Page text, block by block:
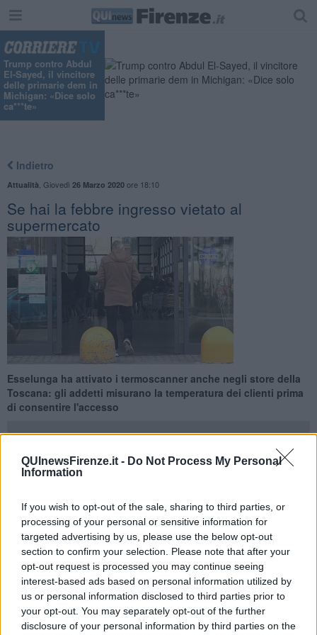
QUInewsFirenze.it - Do Not Process My Personal
Information
If you wish to opt-out of the sale, sharing to third parties, or
processing of your personal or sensitive information for
targeted advertising by us, please use the below opt-out
section to confirm your selection. Please note that after your
opt-out request is processed you may continue seeing
interest-based ads based on personal information utilized by
us or personal information disclosed to third parties prior to
your opt-out. You may separately opt-out of the further
disclosure of your personal information by third parties on the
Trump contro Abdul
El-Sayed, il vincitore
delle primarie dem in
Michigan: «Dice solo
ca***te»
Indietro
Attualità Giovedì 26 Marzo 2020ore 18:10
Se hai la febbre ingresso vietato al
supermercato
Esselunga ha attivato i termoscanner anche negli store della
Toscana: gli addetti misurano la temperatura dei clienti prima
di consentire l'accesso
misurare la temperatura corporea all'ingresso del supermercato. A
segnalare la presenza dei termometri sono stati alcuni clienti di
Esselunga che ha attivato gli scanner anche in Toscana.
QuiNews ha contattato Esselunga che ha confermato "Siamo partiti
lunedì negli store di Lombardia e Piemonte e di conseguenza
abbiamo esteso la misura preventiva anche nelle altre regioni. Si
tratta di un provvedimento pensato diversi giorni fa per il quale ci
siamo preparati rifornendoci della strumentazione necessaria per
avviare i controlli. Esselunga ha attivato fin da subito tutte le misure